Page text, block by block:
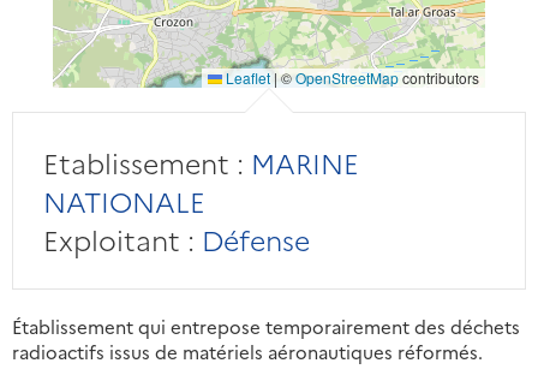
Leaflet | ©OpenStreetMapcontributors
Etablissement : MARINE
NATIONALE
Exploitant : Défense
Établissement qui entrepose temporairement des déchets
radioactifs issus de matériels aéronautiques réformés.